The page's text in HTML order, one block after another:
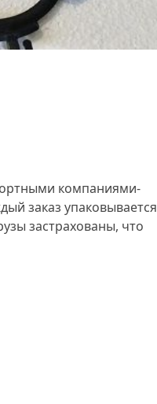
компаниями-
заказ упаковывается
застрахованы, что